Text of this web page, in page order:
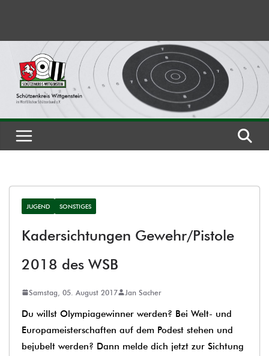
springen
JUGEND SONSTIGES
Kadersichtungen Gewehr/Pistole
2018 des WSB
Samstag, 05. August 2017 Jan Sacher
Du willst Olympiagewinner werden? Bei Welt- und
Europameisterschaften auf dem Podest stehen und
bejubelt werden? Dann melde dich jetzt zur Sichtung